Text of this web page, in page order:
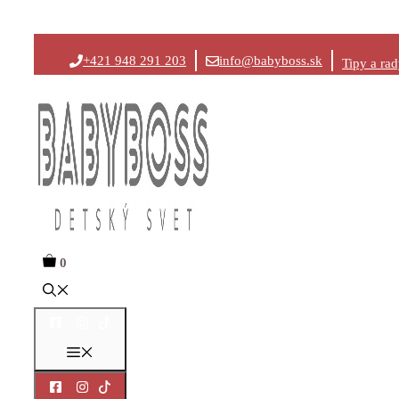
na
+421 948 291 203 info@babyboss.sk Tipy a
0